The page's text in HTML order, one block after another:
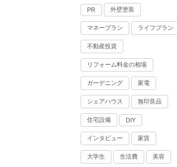
PR 外壁塗装
マネープラン ライフプラン
不動産投資
リフォーム料金の相場
ガーデニング 家電
シェアハウス 無印良品
住宅設備 DIY
インタビュー 家賃
大学生 生活費 美容